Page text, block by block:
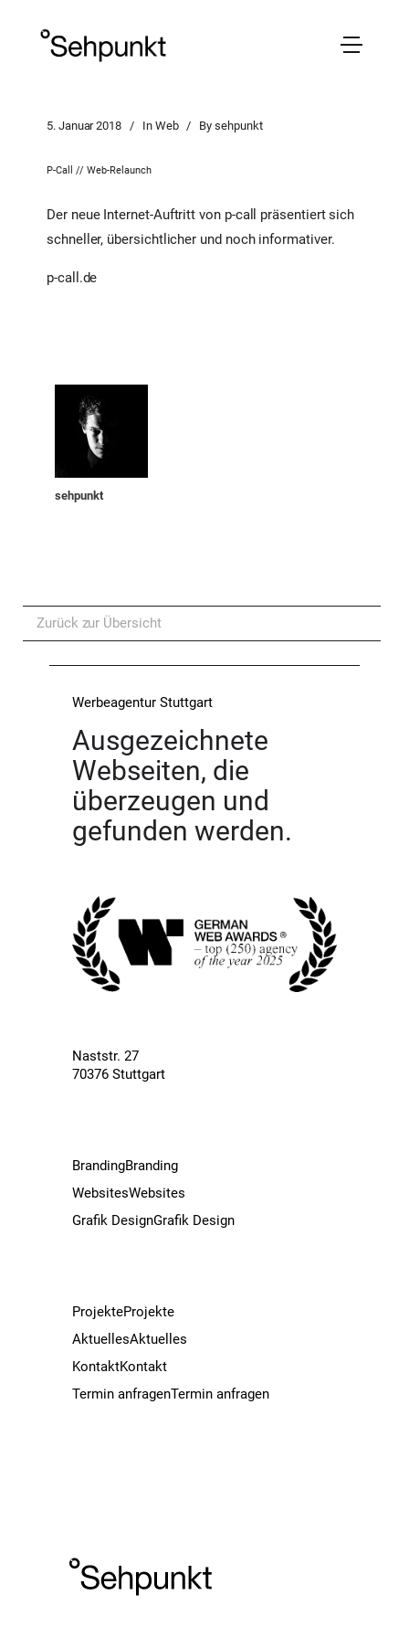
5. Januar 2018 In Web By sehpunkt
P-Call // Web-Relaunch
Der neue Internet-Auftritt von p-call präsentiert sich
schneller, übersichtlicher und noch informativer.
p-call.de
sehpunkt
Zurück zur Übersicht
Werbeagentur Stuttgart
Ausgezeichnete
Webseiten, die
überzeugen und
gefunden werden.
Naststr. 27
70376 Stuttgart
BrandingBranding
WebsitesWebsites
Grafik DesignGrafik Design
ProjekteProjekte
AktuellesAktuelles
KontaktKontakt
Termin anfragenTermin anfragen